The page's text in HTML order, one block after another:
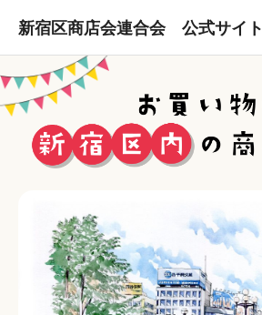
新宿区商店会連合会 公式サイト